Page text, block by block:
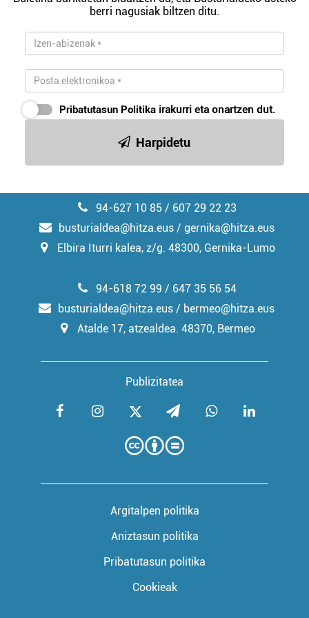
berri nagusiak biltzen ditu.
Pribatutasun Politika irakurri eta onartzen dut.
Harpidetu
94-627 10 85 / 607 29 22 23
busturialdea@hitza.eus / gernika@hitza.eus
Elbira Iturri kalea, z/g. 48300, Gernika-Lumo
Publizitatea
94-618 72 99 / 647 35 56 54
busturialdea@hitza.eus / bermeo@hitza.eus
Atalde 17, atzealdea. 48370, Bermeo
Argitalpen politika
Aniztasun politika
Pribatutasun politika
Cookieak